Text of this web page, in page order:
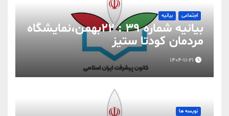
اجتماعی بیانیه
بیانیه شماره 39 : ۲۲بهمن،نمایشگاه
مردمان کودتا ستیز
1404-11-21
نویسه ها